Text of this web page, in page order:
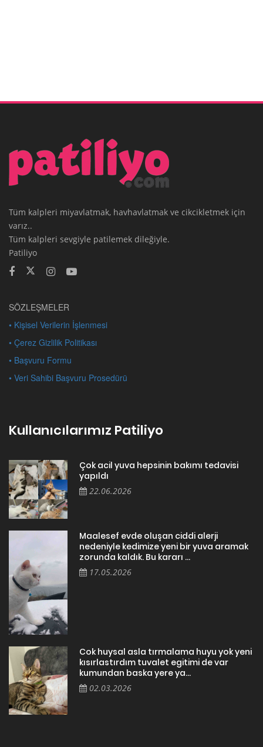
Tüm kalpleri miyavlatmak, havhavlatmak ve cikcikletmek için
varız..
Tüm kalpleri sevgiyle patilemek dileğiyle.
Patiliyo
SÖZLEŞMELER
• Kişisel Verilerin İşlenmesi
• Çerez Gizlilik Politikası
• Başvuru Formu
• Veri Sahibi Başvuru Prosedürü
Kullanıcılarımız Patiliyo
Çok acil yuva hepsinin bakımı tedavisi
yapıldı
22.06.2026
Maalesef evde oluşan ciddi alerji
nedeniyle kedimize yeni bir yuva aramak
zorunda kaldık. Bu kararı ...
17.05.2026
Cok huysal asla tırmalama huyu yok yeni
kısırlastırdım tuvalet egitimi de var
kumundan baska yere ya...
02.03.2026